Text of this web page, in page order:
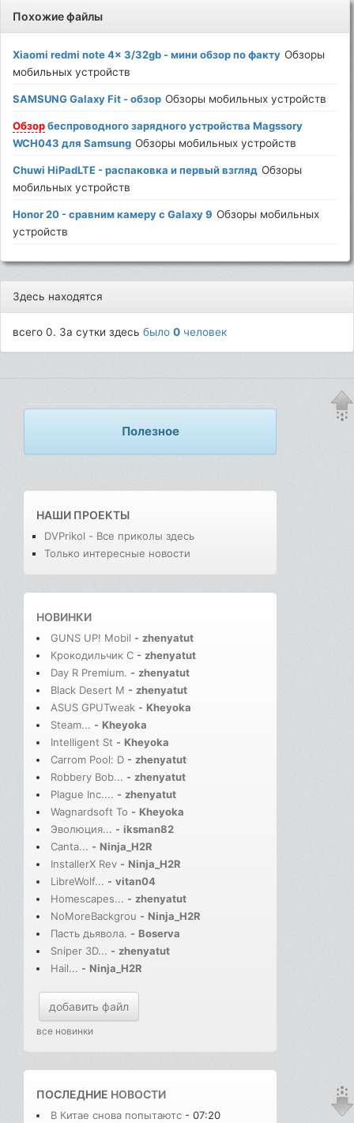
Похожие файлы
Xiaomi redmi note 4x 3/32gb - мини обзор по факту Обзоры
мобильных устройств
SAMSUNG Galaxy Fit - обзор Обзоры мобильных устройств
Обзорбеспроводного зарядного устройства Magssory
WCH043 для Samsung Обзоры мобильных устройств
Chuwi HiPadLTE - распаковка и первый взгляд Обзоры
мобильных устройств
Honor 20 - сравним камеру с Galaxy 9 Обзоры мобильных
устройств
Здесь находятся
всего 0. За сутки здесьбыло0 человек
Полезное
НАШИ ПРОЕКТЫ
DVPrikol - Все приколы здесь
Только интересные новости
НОВИНКИ
GUNS UP! Mobil - zhenyatut
Крокодильчик С - zhenyatut
Day R Premium. - zhenyatut
Black Desert M - zhenyatut
ASUS GPUTweak - Kheyoka
Steam... - Kheyoka
Intelligent St - Kheyoka
Carrom Pool: D - zhenyatut
Robbery Bob... - zhenyatut
Plague Inc.... - zhenyatut
Wagnardsoft To - Kheyoka
Эволюция... - iksman82
Canta... - Ninja_H2R
InstallerX Rev - Ninja_H2R
LibreWolf... - vitan04
Homescapes... - zhenyatut
NoMoreBackgrou - Ninja_H2R
Пасть дьявола. - Boserva
Sniper 3D... - zhenyatut
Hail... - Ninja_H2R
добавить файл
все новинки
ПОСЛЕДНИЕ НОВОСТИ
В Китае снова попытаютс - 07:20